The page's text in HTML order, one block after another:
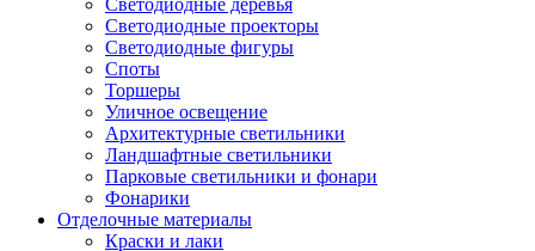
Светодиодные проекторы
Светодиодные фигуры
Споты
Торшеры
Уличное освещение
Архитектурные светильники
Ландшафтные светильники
Парковые светильники и фонари
Фонарики
Отделочные материалы
Краски и лаки